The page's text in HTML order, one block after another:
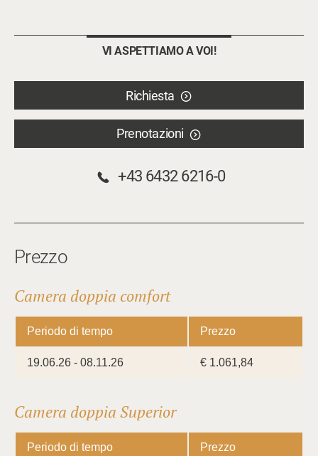
VI ASPETTIAMO A VOI!
Richiesta
Prenotazioni
+43 6432 6216-0
Prezzo
Camera doppia comfort
Periodo di tempo Prezzo
19.06.26 - 08.11.26 € 1.061,84
Camera doppia Superior
Periodo di tempo Prezzo